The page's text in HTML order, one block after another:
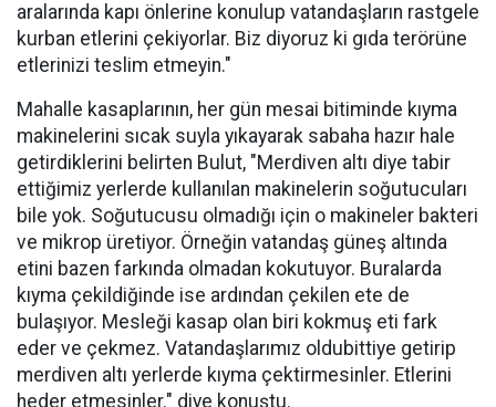
aralarında kapı önlerine konulup vatandaşların rastgele
kurban etlerini çekiyorlar. Biz diyoruz ki gıda terörüne
etlerinizi teslim etmeyin."
Mahalle kasaplarının, her gün mesai bitiminde kıyma
makinelerini sıcak suyla yıkayarak sabaha hazır hale
getirdiklerini belirten Bulut, "Merdiven altı diye tabir
ettiğimiz yerlerde kullanılan makinelerin soğutucuları
bile yok. Soğutucusu olmadığı için o makineler bakteri
ve mikrop üretiyor. Örneğin vatandaş güneş altında
etini bazen farkında olmadan kokutuyor. Buralarda
kıyma çekildiğinde ise ardından çekilen ete de
bulaşıyor. Mesleği kasap olan biri kokmuş eti fark
eder ve çekmez. Vatandaşlarımız oldubittiye getirip
merdiven altı yerlerde kıyma çektirmesinler. Etlerini
heder etmesinler." diye konuştu.